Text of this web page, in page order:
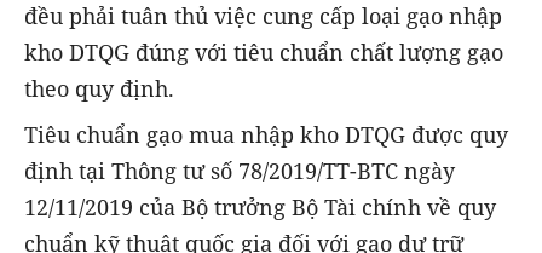
đều phải tuân thủ việc cung cấp loại gạo nhập
kho DTQG đúng với tiêu chuẩn chất lượng gạo
theo quy định.
Tiêu chuẩn gạo mua nhập kho DTQG được quy
định tại Thông tư số 78/2019/TT-BTC ngày
12/11/2019 của Bộ trưởng Bộ Tài chính về quy
chuẩn kỹ thuật quốc gia đối với gạo dự trữ